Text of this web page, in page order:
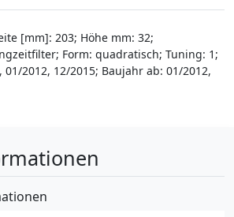
[mm]: 203; Höhe mm: 32;
Form: quadratisch; Tuning: 1;
2012, 12/2015; Baujahr ab: 01/2012,